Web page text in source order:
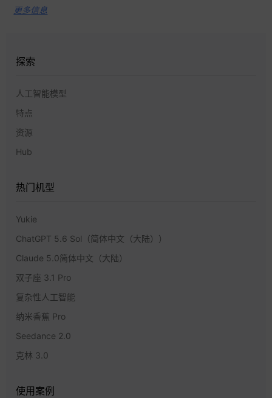
更多信息
探索
人工智能模型
特点
资源
Hub
热门机型
Yukie
ChatGPT 5.6 Sol（简体中文（大陆））
Claude 5.0简体中文（大陆）
双子座 3.1 Pro
复杂性人工智能
纳米香蕉 Pro
Seedance 2.0
克林 3.0
使用案例